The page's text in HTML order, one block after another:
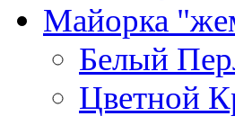
Майорка
Белый
Цветной